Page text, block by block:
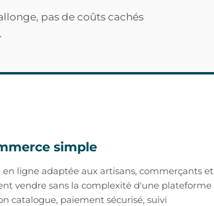
pas de coûts cachés
simple
ligne adaptée aux artisans, commerçants et
vendre sans la complexité d'une plateforme
catalogue, paiement sécurisé, suivi